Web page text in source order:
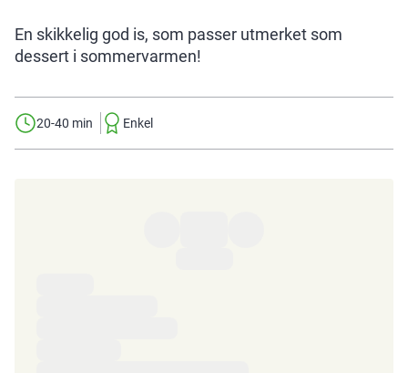
En skikkelig god is, som passer utmerket som
dessert i sommervarmen!
20-40 min Enkel